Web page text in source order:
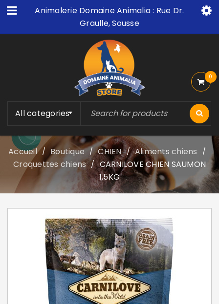
Animalerie Domaine Animalia : Rue Dr.
Graulle, Sousse
All categories
0
Accueil / Boutique / CHIEN / Aliments chiens /
Croquettes chiens / CARNILOVE CHIEN SAUMON
1,5KG